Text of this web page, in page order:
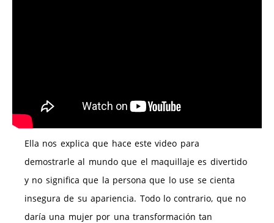
Ella nos explica que hace este video para
demostrarle al mundo que el maquillaje es divertido
y no significa que la persona que lo use se cienta
insegura de su apariencia. Todo lo contrario, que no
daría una mujer por una transformación tan